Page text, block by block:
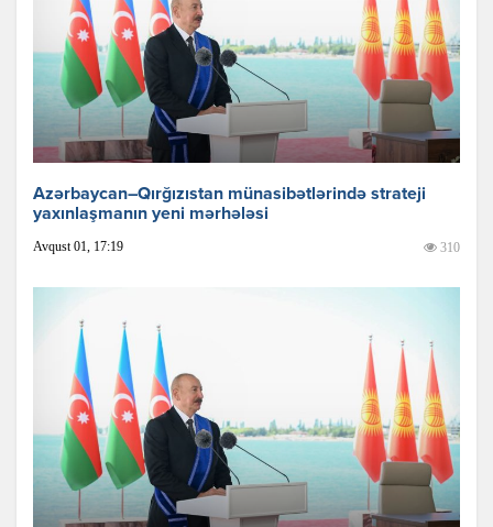
Azərbaycan–Qırğızıstan münasibətlərində strateji
yaxınlaşmanın yeni mərhələsi
Avqust 01, 17:19 310